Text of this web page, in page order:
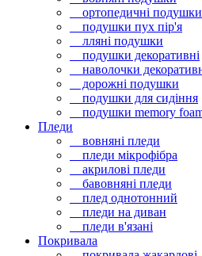
ортопедичні подушки
подушки пух пір'я
лляні подушки
подушки декоративні
наволочки
дорожні подушки
подушки для сидіння
подушки memory
Пледи
вовняні пледи
пледи мікрофібра
акрилові пледи
бавовняні пледи
плед однотонний
пледи на диван
пледи в'язані
Покривала